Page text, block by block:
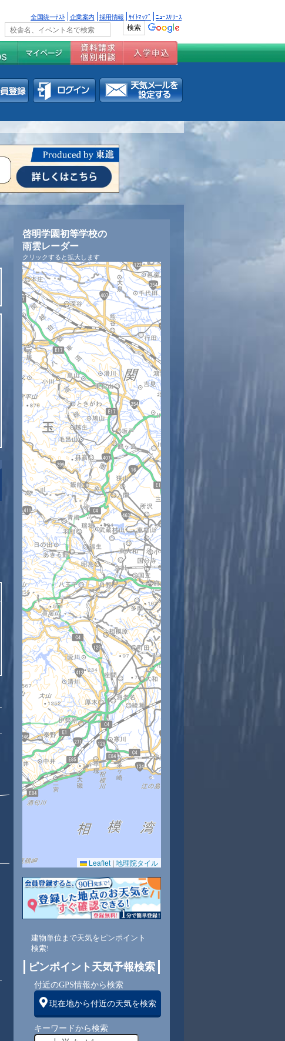
全国統一ﾃｽﾄ 企業案内 採用情報 ｻｲﾄﾏｯﾌﾟ ﾆｭｰｽﾘﾘｰｽ
10時 11時 12時 13時 14時
28 29 29 28
66 65 63 68
北東 北東 北東
4 4 4 3
啓明学園初等学校の
雨雲レーダー
クリックすると拡大します
Leaflet | 地理院タイル
建物単位まで天気をピンポイント
検索!
ピンポイント天気予報検索
付近のGPS情報から検索
現在地から付近の天気を検索
キーワードから検索